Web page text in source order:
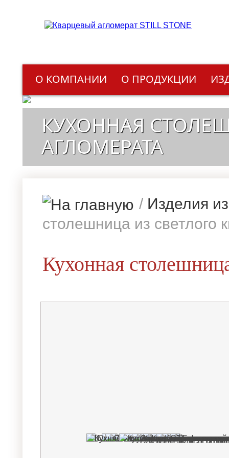
О КОМПАНИИ О ПРОДУКЦИИ
КУХОННАЯ
АГЛОМЕРАТА
/ Изделия
столешница из светлого
Кухонная